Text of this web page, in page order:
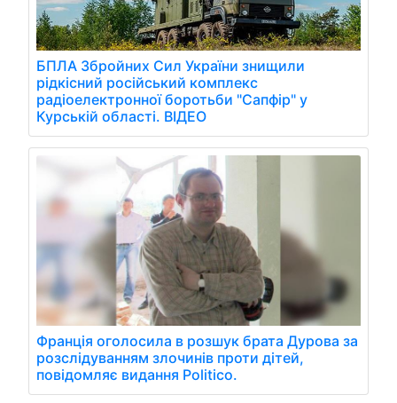
БПЛА Збройних Сил України знищили
рідкісний російський комплекс
радіоелектронної боротьби "Сапфір" у
Курській області. ВІДЕО
Франція оголосила в розшук брата Дурова за
розслідуванням злочинів проти дітей,
повідомляє видання Politico.